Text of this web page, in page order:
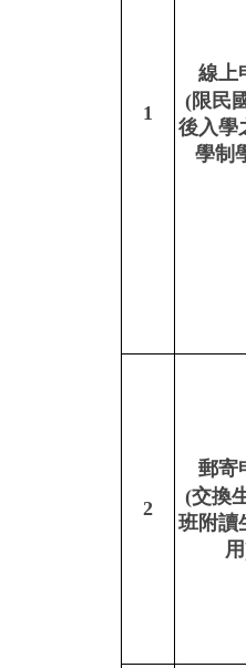
1
線上
(限民
後入學
學制
2
郵寄
(交換
班附讀